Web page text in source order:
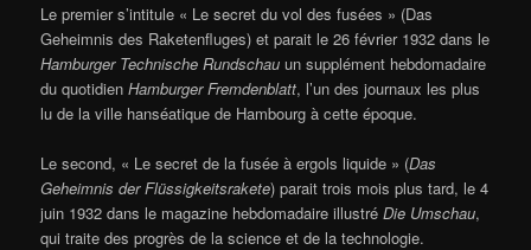
Le premier s’intitule « Le secret du vol des fusées » (Das
Geheimnis des Raketenfluges) et parait le 26 février 1932 dans le
Hamburger Technische Rundschau un supplément hebdomadaire
du quotidienHamburger Fremdenblatt, l’un des journaux les plus
lu de la ville hanséatique de Hambourg à cette époque.
Le second, « Le secret de la fusée à ergols liquide » (Das
Geheimnis der Flüssigkeitsrakete) parait trois mois plus tard, le 4
juin 1932 dans le magazine hebdomadaire illustréDie Umschau,
qui traite des progrès de la science et de la technologie.